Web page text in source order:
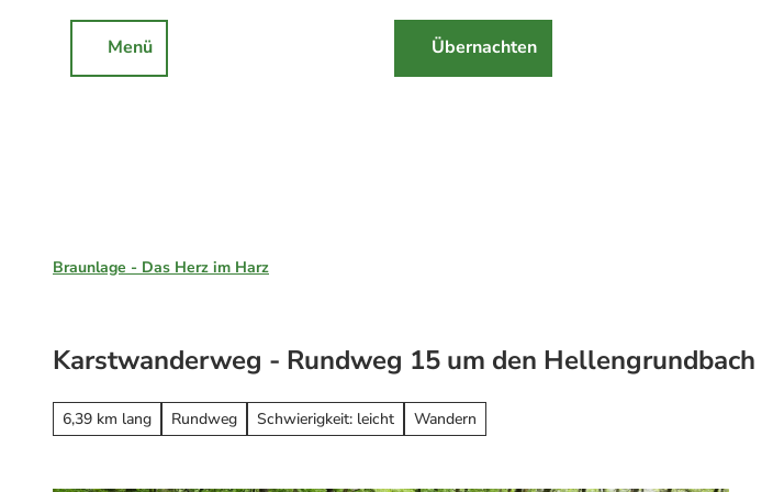
Menü
Sankt Andreasberg
Hohegeiß
Nationalpark Harz
Erleben
Alle Erlebnisse
Wandern
Übernachten
Braunlage - Das Herz im Harz
Karstwanderweg - Rundweg 15 um den Hellengrundbach
6,39 km lang Rundweg Schwierigkeit: leicht Wandern